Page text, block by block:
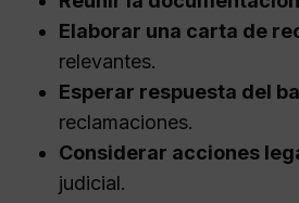
Elaborar una carta de
relevantes.
Esperar respuesta del
reclamaciones.
Considerar acciones
judicial.